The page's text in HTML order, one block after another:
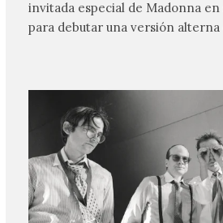
invitada especial de Madonna en
para debutar una versión alterna